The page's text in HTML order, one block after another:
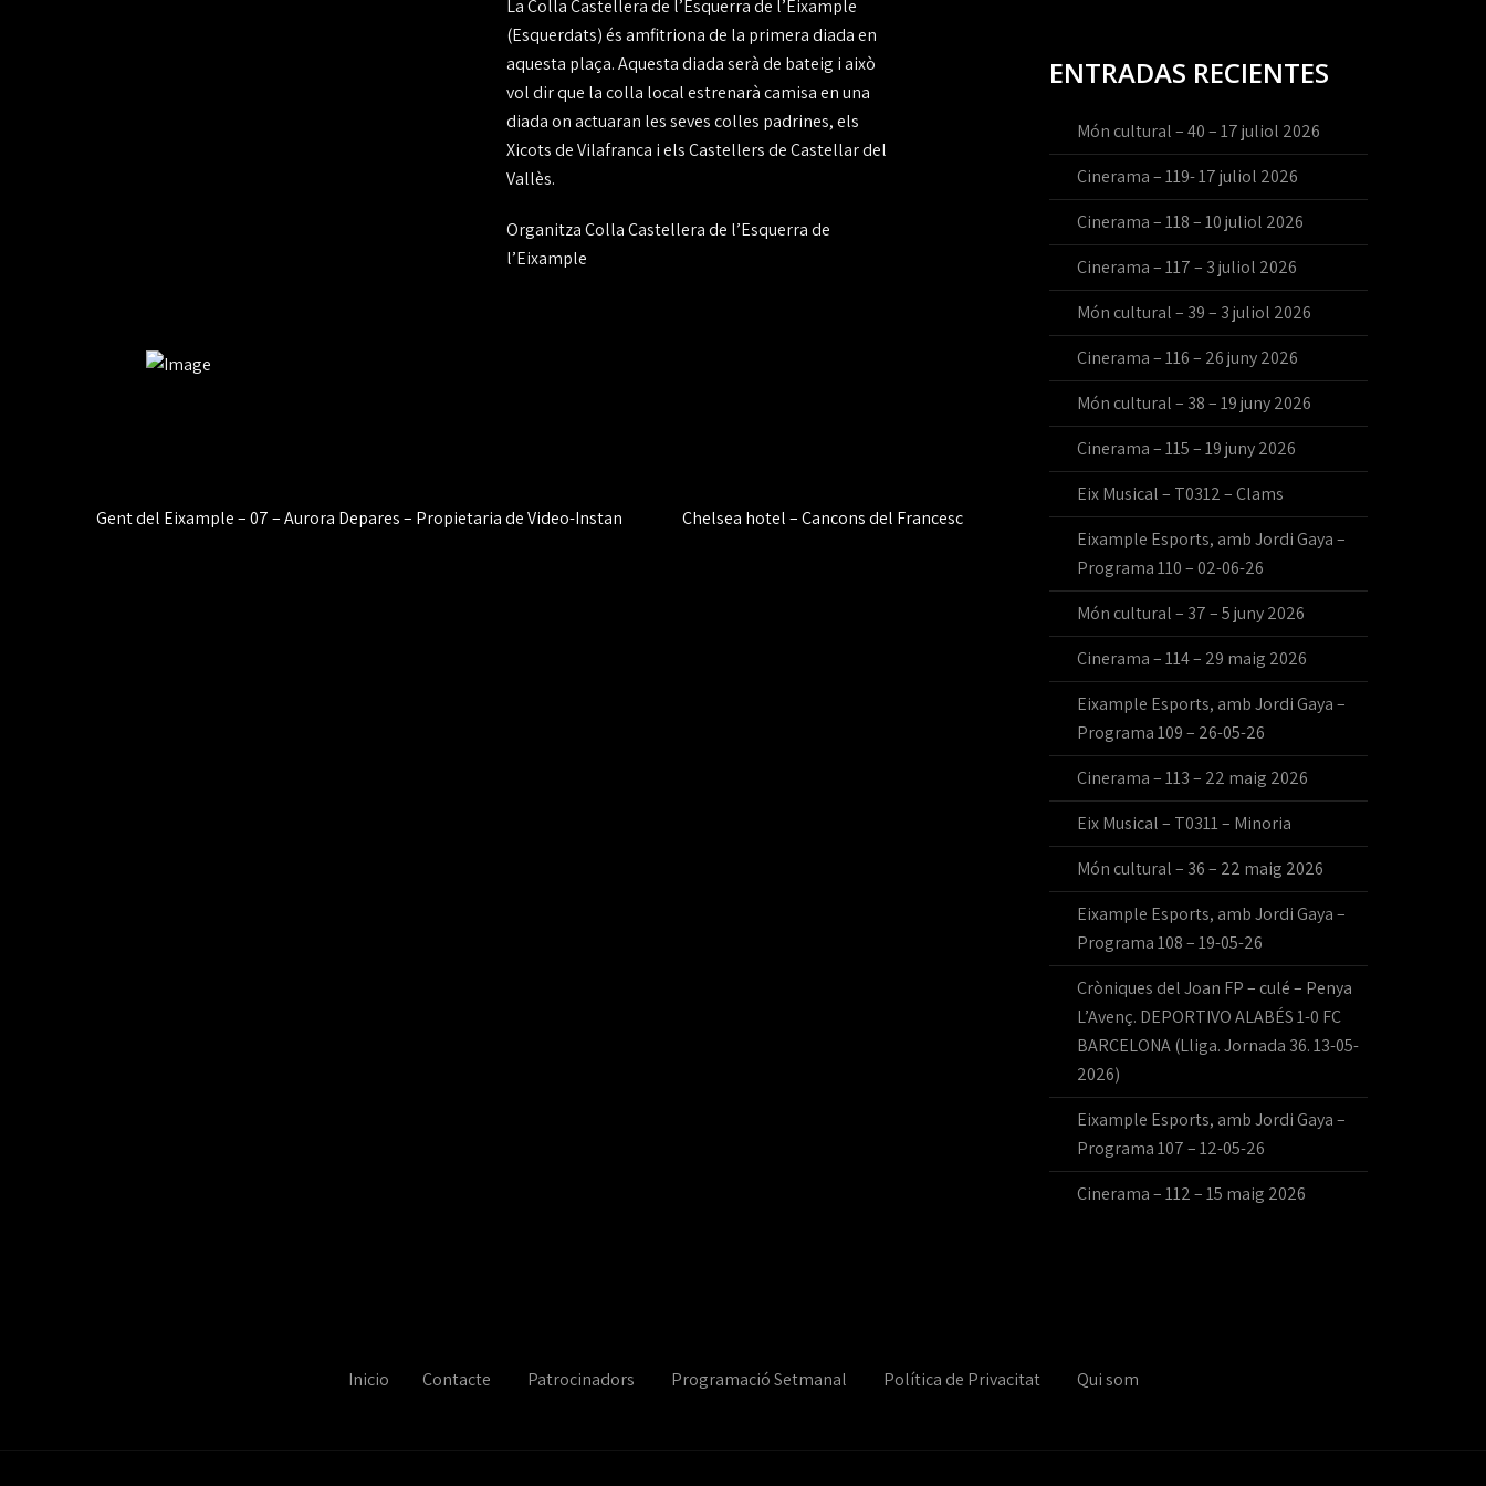
La Colla Castellera de l’Esquerra de l’Eixample
(Esquerdats) és amfitriona de la primera diada en
aquesta plaça. Aquesta diada serà de bateig i això
vol dir que la colla local estrenarà camisa en una
diada on actuaran les seves colles padrines, els
Xicots de Vilafranca i els Castellers de Castellar del
Vallès.
Organitza Colla Castellera de l’Esquerra de
l’Eixample
Navegación
Gent del Eixample – 07 – Aurora Depares – Propietaria de Video-Instan Chelsea hotel – Cancons del Francesc
ENTRADAS RECIENTES
Món cultural – 40 – 17 juliol 2026
Cinerama – 119- 17 juliol 2026
Cinerama – 118 – 10 juliol 2026
Cinerama – 117 – 3 juliol 2026
Món cultural – 39 – 3 juliol 2026
Cinerama – 116 – 26 juny 2026
Món cultural – 38 – 19 juny 2026
Cinerama – 115 – 19 juny 2026
Eix Musical – T0312 – Clams
Eixample Esports, amb Jordi Gaya –
Programa 110 – 02-06-26
Món cultural – 37 – 5 juny 2026
Cinerama – 114 – 29 maig 2026
Eixample Esports, amb Jordi Gaya –
Programa 109 – 26-05-26
Cinerama – 113 – 22 maig 2026
Eix Musical – T0311 – Minoria
Món cultural – 36 – 22 maig 2026
Eixample Esports, amb Jordi Gaya –
Programa 108 – 19-05-26
Cròniques del Joan FP – culé – Penya
L’Avenç. DEPORTIVO ALABÉS 1-0 FC
BARCELONA (Lliga. Jornada 36. 13-05-
2026)
Eixample Esports, amb Jordi Gaya –
Programa 107 – 12-05-26
Cinerama – 112 – 15 maig 2026
Inicio Contacte Patrocinadors Programació Setmanal Política de Privacitat Qui som